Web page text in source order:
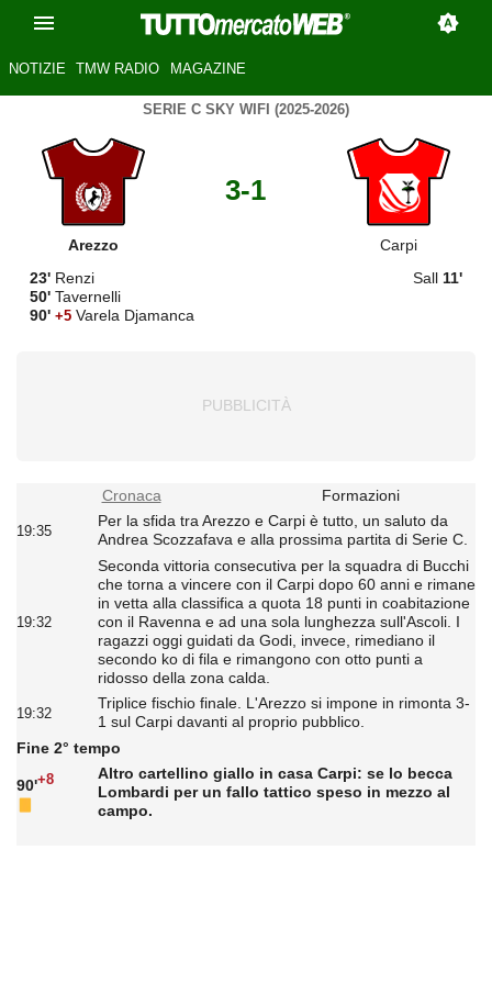
NOTIZIE TMW RADIO MAGAZINE
SERIE C SKY WIFI (2025-2026)
Arezzo
3-1
Carpi
23' Renzi
50' Tavernelli
90' +5 Varela Djamanca
Sall 11'
Cronaca Formazioni
19:35
Per la sfida tra Arezzo e Carpi è tutto, un saluto da
Andrea Scozzafava e alla prossima partita di Serie C.
19:32
Seconda vittoria consecutiva per la squadra di Bucchi
che torna a vincere con il Carpi dopo 60 anni e rimane
in vetta alla classifica a quota 18 punti in coabitazione
con il Ravenna e ad una sola lunghezza sull'Ascoli. I
ragazzi oggi guidati da Godi, invece, rimediano il
secondo ko di fila e rimangono con otto punti a
ridosso della zona calda.
19:32
Triplice fischio finale. L'Arezzo si impone in rimonta 3-
1 sul Carpi davanti al proprio pubblico.
Fine 2° tempo
90'+8
Altro cartellino giallo in casa Carpi: se lo becca
Lombardi per un fallo tattico speso in mezzo al
campo.